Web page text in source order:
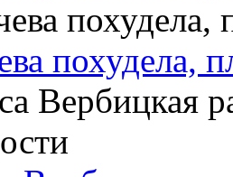
похудела,